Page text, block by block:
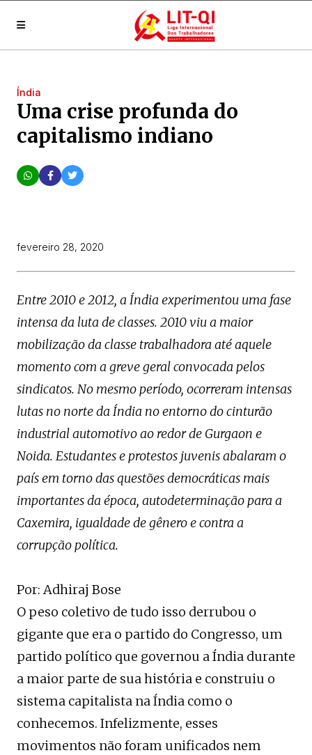
Índia
Uma crise profunda do
capitalismo indiano
fevereiro 28, 2020
Entre 2010 e 2012, a Índia experimentou uma fase
intensa da luta de classes. 2010 viu a maior
mobilização da classe trabalhadora até aquele
momento com a greve geral convocada pelos
sindicatos. No mesmo período, ocorreram intensas
lutas no norte da Índia no entorno do cinturão
industrial automotivo ao redor de Gurgaon e
Noida. Estudantes e protestos juvenis abalaram o
país em torno das questões democráticas mais
importantes da época, autodeterminação para a
Caxemira, igualdade de gênero e contra a
corrupção política.
Por: Adhiraj Bose
O peso coletivo de tudo isso derrubou o
gigante que era o partido do Congresso, um
partido político que governou a Índia durante
a maior parte de sua história e construiu o
sistema capitalista na Índia como o
conhecemos. Infelizmente, esses
movimentos não foram unificados nem